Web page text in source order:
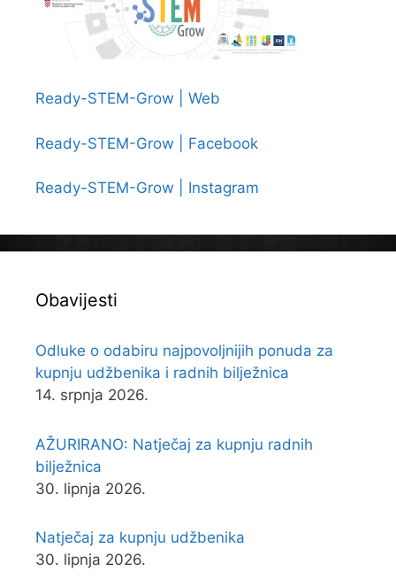
Ready-STEM-Grow | Web
Ready-STEM-Grow | Facebook
Ready-STEM-Grow | Instagram
Obavijesti
Odluke o odabiru najpovoljnijih ponuda za
kupnju udžbenika i radnih bilježnica
14. srpnja 2026.
AŽURIRANO: Natječaj za kupnju radnih
bilježnica
30. lipnja 2026.
Natječaj za kupnju udžbenika
30. lipnja 2026.